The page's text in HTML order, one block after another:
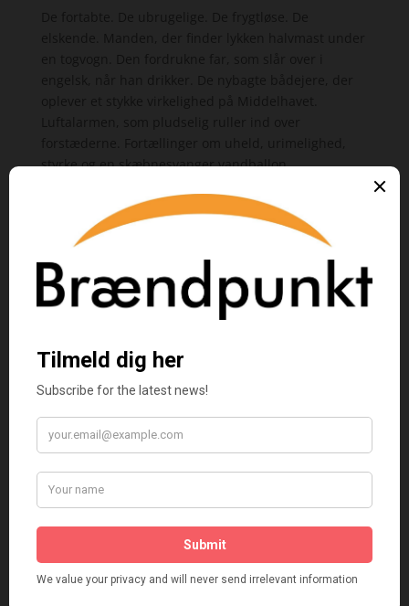
styrke og en skæbnesvanger vandballon.
Thomas Johannes Erichsenfødt 1975. Cand.mag. i
moderne kultur, skribent på Jyllandsposten,
foredragsholder.
Køb bogen her
De fortabte kan også købes som e-bog og lydbog
Køb e-bogen her Køb lydbogen her
Kategorier:Bøger,Noveller
Anmeldelser
Der er endnu ikke nogle anmeldelser.
Johannes Erichsen”